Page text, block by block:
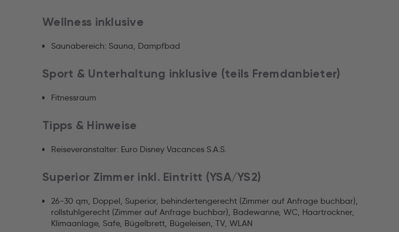
Wellness inklusive
Saunabereich: Sauna, Dampfbad
Sport & Unterhaltung inklusive (teils Fremdanbieter)
Fitnessraum
Tipps & Hinweise
Reiseveranstalter: Euro Disney Vacances S.A.S.
Superior Zimmer inkl. Eintritt (YSA/YS2)
26-30 qm, Doppel, Superior, behindertengerecht (Zimmer auf Anfrage buchbar),
rollstuhlgerecht (Zimmer auf Anfrage buchbar), Badewanne, WC, Haartrockner,
Klimaanlage, Safe, Bügelbrett, Bügeleisen, TV, WLAN